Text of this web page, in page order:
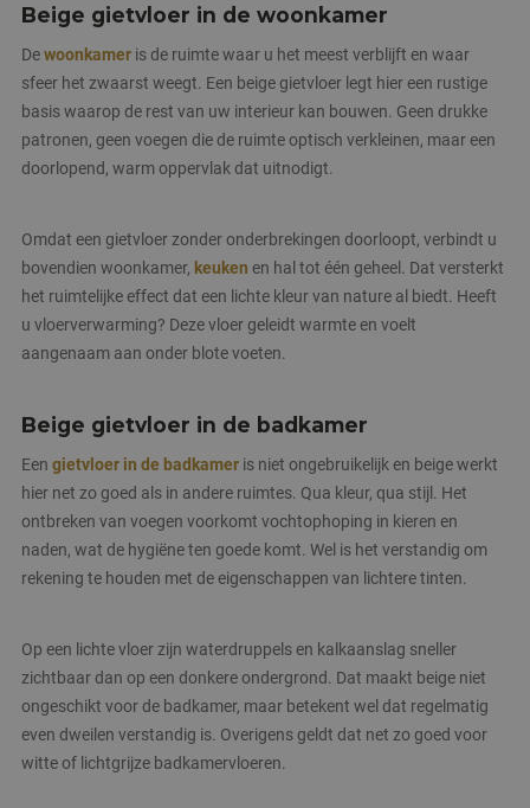
Beige gietvloer in de woonkamer
Dewoonkamer is de ruimte waar u het meest verblijft en waar
sfeer het zwaarst weegt. Een beige gietvloer legt hier een rustige
basis waarop de rest van uw interieur kan bouwen. Geen drukke
patronen, geen voegen die de ruimte optisch verkleinen, maar een
doorlopend, warm oppervlak dat uitnodigt.
Omdat een gietvloer zonder onderbrekingen doorloopt, verbindt u
bovendien woonkamer, keuken en hal tot één geheel. Dat versterkt
het ruimtelijke effect dat een lichte kleur van nature al biedt. Heeft
u vloerverwarming? Deze vloer geleidt warmte en voelt
aangenaam aan onder blote voeten.
Beige gietvloer in de badkamer
Een gietvloer in de badkamer is niet ongebruikelijk en beige werkt
hier net zo goed als in andere ruimtes. Qua kleur, qua stijl. Het
ontbreken van voegen voorkomt vochtophoping in kieren en
naden, wat de hygiëne ten goede komt. Wel is het verstandig om
rekening te houden met de eigenschappen van lichtere tinten.
Op een lichte vloer zijn waterdruppels en kalkaanslag sneller
zichtbaar dan op een donkere ondergrond. Dat maakt beige niet
ongeschikt voor de badkamer, maar betekent wel dat regelmatig
even dweilen verstandig is. Overigens geldt dat net zo goed voor
witte of lichtgrijze badkamervloeren.